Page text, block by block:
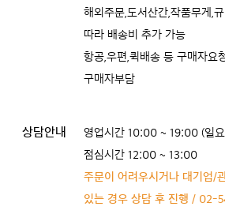
해외주문,도서산간,작품무게,
따라 배송비 추가 가능
항공,우편,퀵배송 등 구매자요
구매자부담
상담안내
영업시간 10:00 ~ 19:00 (일
점심시간 12:00 ~ 13:00
주문이 어려우시거나 대기업/
있는 경우 상담 후 진행 / 02-